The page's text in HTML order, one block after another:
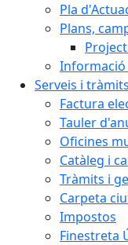
Pla
Plans,
Informació
Serveis i tràmits
Factura
Tauler
Oficines
Catàleg i
Tràmits i
Carpeta
Impostos
Finestreta